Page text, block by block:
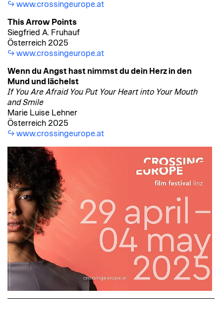
www.crossingeurope.at
This Arrow Points
Siegfried A. Fruhauf
Österreich 2025
www.crossingeurope.at
Wenn du Angst hast nimmst du dein Herz in den
Mund und lächelst
If You Are Afraid You Put Your Heart into Your Mouth
and Smile
Marie Luise Lehner
Österreich 2025
www.crossingeurope.at